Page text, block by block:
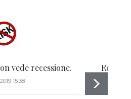
vede recessione.
15:38